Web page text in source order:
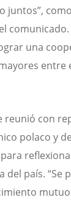
juntos”,
comunicado.
una
entre
reunió con
polaco y
del país. “Se